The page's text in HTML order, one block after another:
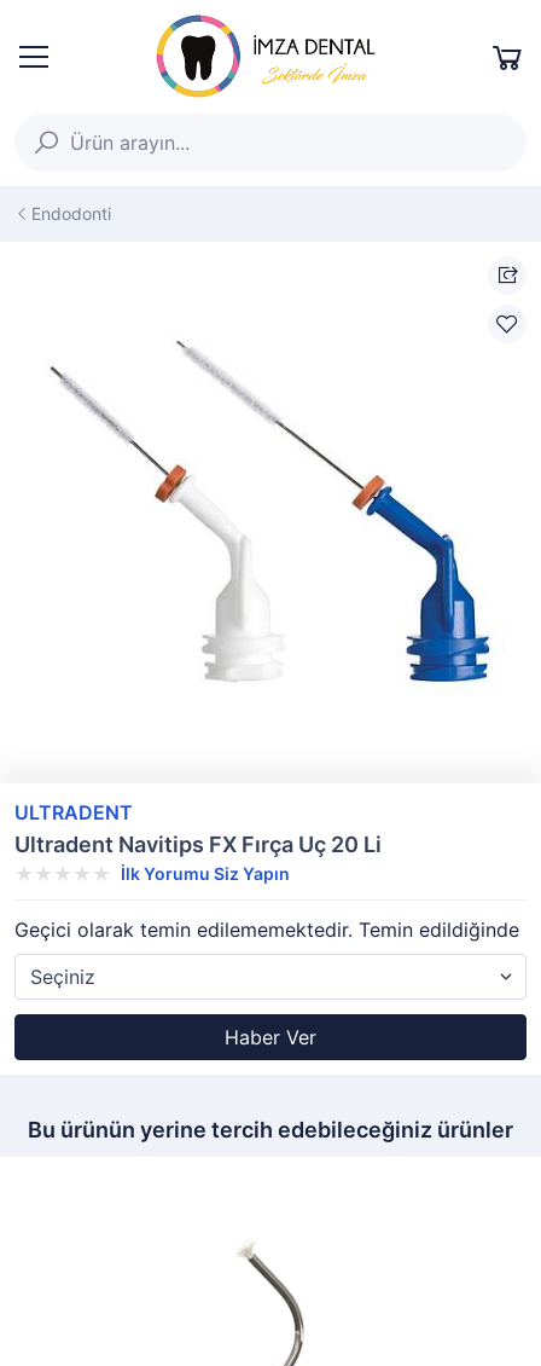
Endodonti
ULTRADENT
Ultradent Navitips FX Fırça Uç 20 Li
İlk Yorumu Siz Yapın
Geçici olarak temin edilememektedir. Temin edildiğinde
Haber Ver
Bu ürünün yerine tercih edebileceğiniz ürünler